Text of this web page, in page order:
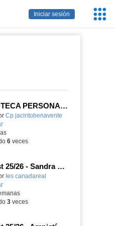
Iniciar sesión
BIBLIOTECA PERSONAL: ¿Por qué ser feliz cuando puedes ser normal?
educativo.
Cp jacintobenavente
-
6veces
Podcast 25/26 - Sandra Gómez, campeona de Enduro
Ies canadareal
-
3veces